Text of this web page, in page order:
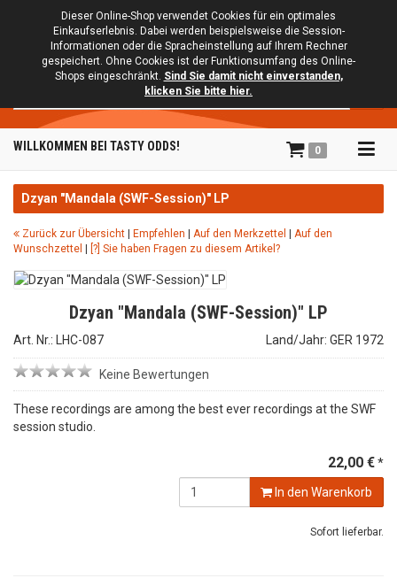
Dieser Online-Shop verwendet Cookies für ein optimales
Einkaufserlebnis. Dabei werden beispielsweise die Session-
Informationen oder die Spracheinstellung auf Ihrem Rechner
gespeichert. Ohne Cookies ist der Funktionsumfang des Online-
Shops eingeschränkt. Sind Sie damit nicht einverstanden,
klicken Sie bitte hier.
WILLKOMMEN BEI TASTY ODDS! 0
Dzyan "Mandala (SWF-Session)" LP
Zurück zur Übersicht Empfehlen Auf den Merkzettel
Auf den
Wunschzettel
[?] Sie haben Fragen zu diesem Artikel?
Dzyan "Mandala (SWF-Session)" LP
Art. Nr.: LHC-087 Land/Jahr: GER 1972
Keine Bewertungen
These recordings are among the best ever recordings at the SWF
session studio.
22,00 €*
In den Warenkorb
Sofort lieferbar.